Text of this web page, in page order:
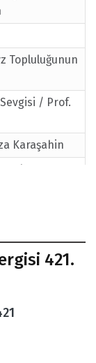
Topluluğunun
/ Prof.
Karaşahin
Selma
421.